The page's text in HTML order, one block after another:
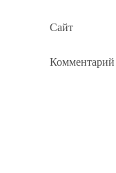
Сайт
Комментарий